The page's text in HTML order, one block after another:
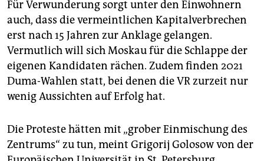
Für Verwunderung sorgt unter den Einwohnern
auch, dass die vermeintlichen Kapitalverbrechen
erst nach 15 Jahren zur Anklage gelangen.
Vermutlich will sich Moskau für die Schlappe der
eigenen Kandidaten rächen. Zudem finden 2021
Duma-Wahlen statt, bei denen die VR zurzeit nur
wenig Aussichten auf Erfolg hat.
Die Proteste hätten mit „grober Einmischung des
Zentrums“ zu tun, meint Grigorij Golosow von der